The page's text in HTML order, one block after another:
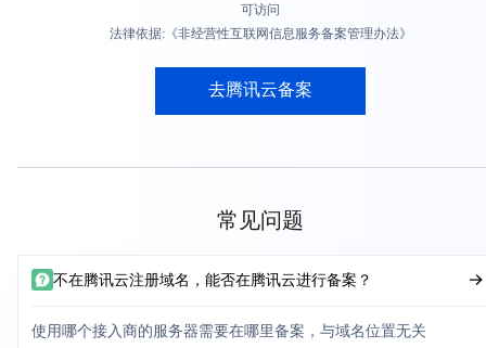
可访问
法律依据:《非经营性互联网信息服务备案管理办法》
去腾讯云备案
常见问题
不在腾讯云注册域名，能否在腾讯云进行备案？
使用哪个接入商的服务器需要在哪里备案，与域名位置无关